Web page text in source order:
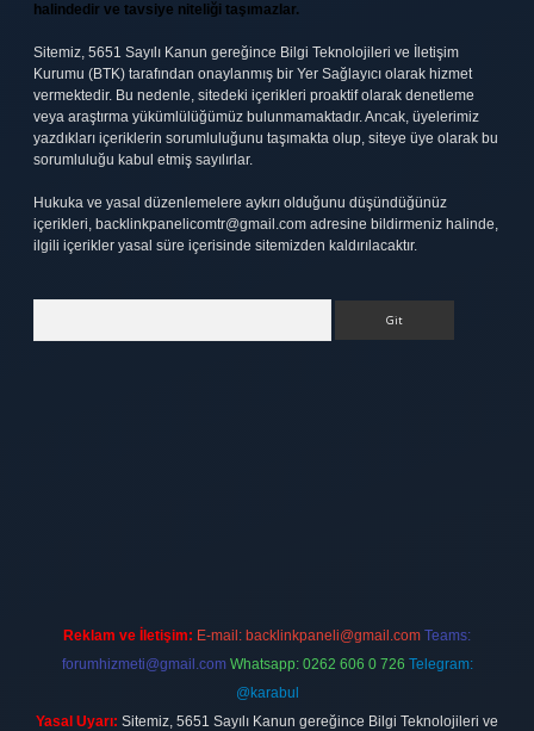
halindedir ve tavsiye niteliği taşımazlar.
Sitemiz, 5651 Sayılı Kanun gereğince Bilgi Teknolojileri ve İletişim
Kurumu (BTK) tarafından onaylanmış bir Yer Sağlayıcı olarak hizmet
vermektedir. Bu nedenle, sitedeki içerikleri proaktif olarak denetleme
veya araştırma yükümlülüğümüz bulunmamaktadır. Ancak, üyelerimiz
yazdıkları içeriklerin sorumluluğunu taşımakta olup, siteye üye olarak bu
sorumluluğu kabul etmiş sayılırlar.
Hukuka ve yasal düzenlemelere aykırı olduğunu düşündüğünüz
içerikleri, backlinkpanelicomtr@gmail.com adresine bildirmeniz halinde,
ilgili içerikler yasal süre içerisinde sitemizden kaldırılacaktır.
Reklam ve İletişim: E-mail: backlinkpaneli@gmail.com Teams:
forumhizmeti@gmail.com Whatsapp: 0262 606 0 726 Telegram:
@karabul
Yasal Uyarı: Sitemiz, 5651 Sayılı Kanun gereğince Bilgi Teknolojileri ve